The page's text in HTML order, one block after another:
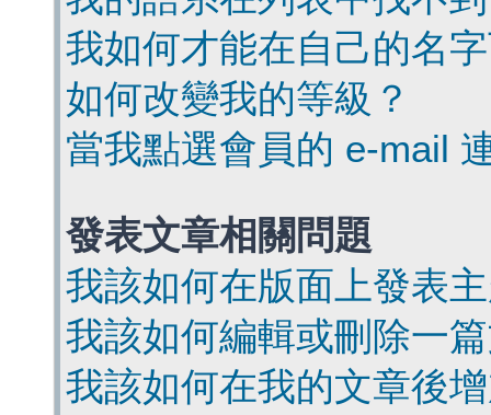
我如何才能在自己的名
如何改變我的等級？
當我點選會員的 e-mail
發表文章相關問題
我該如何在版面上發表
我該如何編輯或刪除一
我該如何在我的文章後